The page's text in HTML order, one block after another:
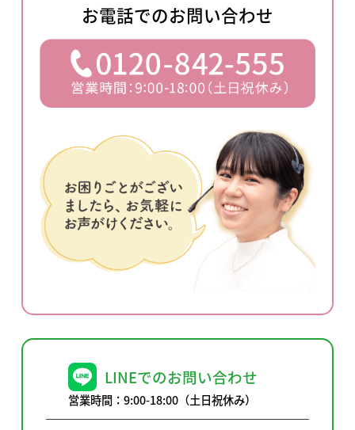
※メールでご連絡いただく場合は「マイペー
※メールアドレスの登録完了までに、お時間
をいただくことがございます。ご登録完了次
第、ご連絡いたします。
メールアドレスのご登録完了後、こちら のペ
ージでパスワードをご登録ください。
パスワードのご登録が完了すると、マイペー
ジにログインできるようになります。
お電話でのお問い合わせ
LINEでのお問い合わせ
営業時間：9:00-18:00（土日祝休み）